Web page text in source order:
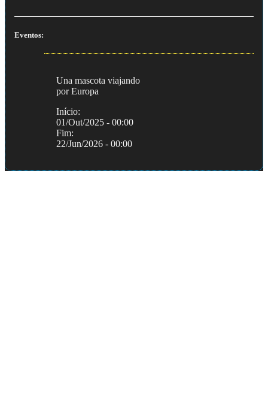
Eventos:
Una mascota viajando
por Europa
Início:
01/Out/2025 - 00:00
Fim:
22/Jun/2026 - 00:00